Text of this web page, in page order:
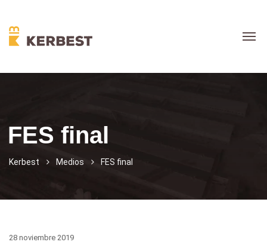
FES final
Kerbest Medios FES final
28 noviembre 2019